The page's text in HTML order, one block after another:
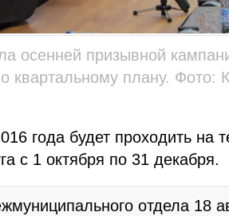
осенней призывной
квартальному плану. Фото:
года будет проходить на
с 1 октября по 31 декабря.
отдела 18